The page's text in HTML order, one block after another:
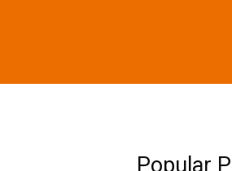
Popular